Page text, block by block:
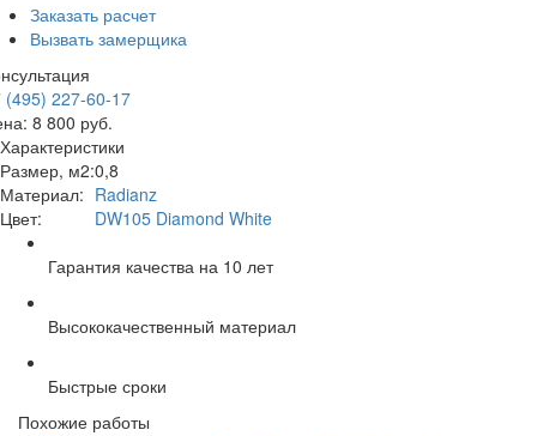
Заказать расчет
Вызвать замерщика
(495) 227-60-17
8 800 руб.
Характеристики
Размер, м2:0,8
Материал: Radianz
Цвет:
DW105 Diamond White
Гарантия качества на 10 лет
Высококачественный материал
Быстрые сроки
Похожие работы